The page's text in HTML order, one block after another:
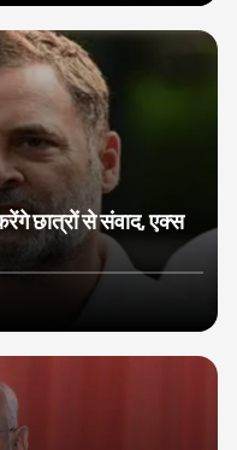
छात्रों से संवाद, एक्स